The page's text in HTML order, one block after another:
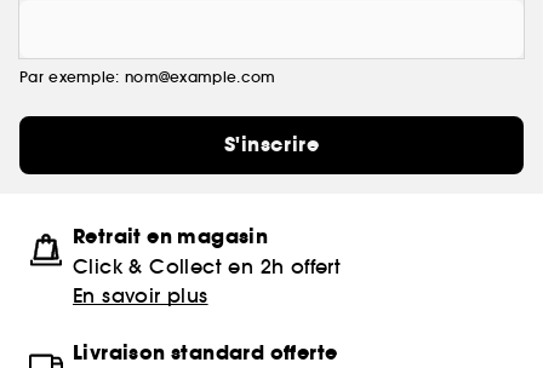
Par exemple: nom@example.com
S'inscrire
Retrait en magasin
Click & Collect en 2h offert
En savoir plus
Livraison standard offerte